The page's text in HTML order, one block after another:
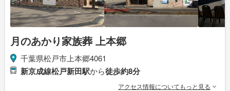
月のあかり家族葬 上本郷
千葉県松戸市上本郷4061
新京成線松戸新田駅から徒歩約8分
アクセス情報についてもっと見る